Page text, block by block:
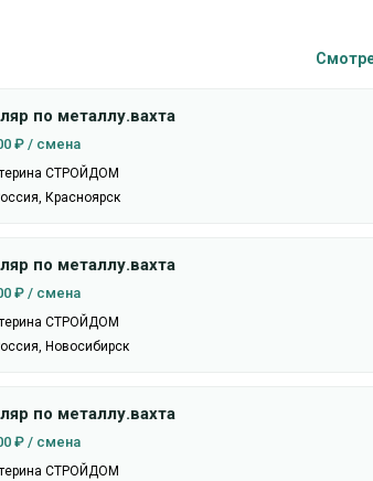
по металлу.вахта
₽ / смена
СТРОЙДОМ
Красноярск
по металлу.вахта
₽ / смена
СТРОЙДОМ
Новосибирск
по металлу.вахта
₽ / смена
СТРОЙДОМ